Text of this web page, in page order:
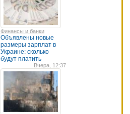
Финансы и банки
Объявлены новые
размеры зарплат в
Украине: сколько
будут платить
Вчера, 12:37